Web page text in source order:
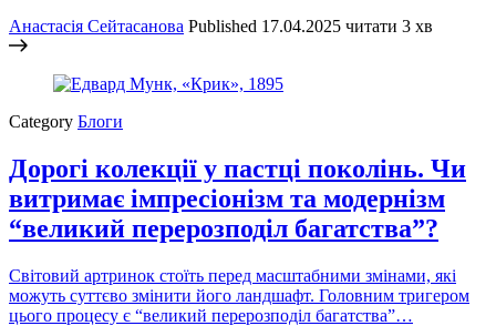
Анастасія Сейтасанова Published 17.04.2025 читати 3 хв
Category Блоги
Дорогі колекції у пастці поколінь. Чи
витримає імпресіонізм та модернізм
“великий перерозподіл багатства”?
Світовий артринок стоїть перед масштабними змінами, які
можуть суттєво змінити його ландшафт. Головним тригером
цього процесу є “великий перерозподіл багатства”…